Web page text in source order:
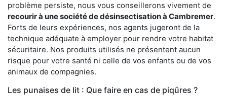
problème persiste, nous vous conseillerons vivement de
recourir à une société de désinsectisation à Cambremer.
Forts de leurs expériences, nos agents jugeront de la
technique adéquate à employer pour rendre votre habitat
sécuritaire. Nos produits utilisés ne présentent aucun
risque pour votre santé ni celle de vos enfants ou de vos
animaux de compagnies.
Les punaises de lit : Que faire en cas de piqûres ?